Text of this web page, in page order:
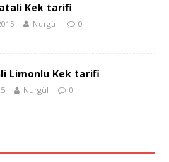
Kek tarifi
Nurgül 0
Limonlu Kek tarifi
Nurgül 0